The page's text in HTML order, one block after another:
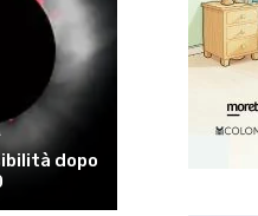
dopo